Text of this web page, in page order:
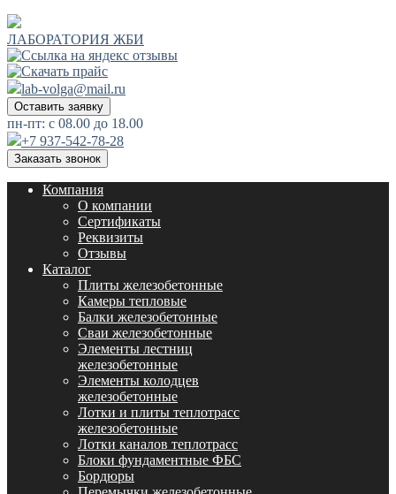
ЛАБОРАТОРИЯ ЖБИ
lab-volga@mail.ru
Оставить заявку
пн-пт: с 08.00 до 18.00
+7 937-542-78-28
Заказать звонок
Компания
О компании
Сертификаты
Реквизиты
Отзывы
Каталог
Плиты железобетонные
Камеры тепловые
Балки железобетонные
Сваи железобетонные
Элементы лестниц
железобетонные
Элементы колодцев
железобетонные
Лотки и плиты теплотрасс
железобетонные
Лотки каналов теплотрасс
Блоки фундаментные ФБС
Бордюры